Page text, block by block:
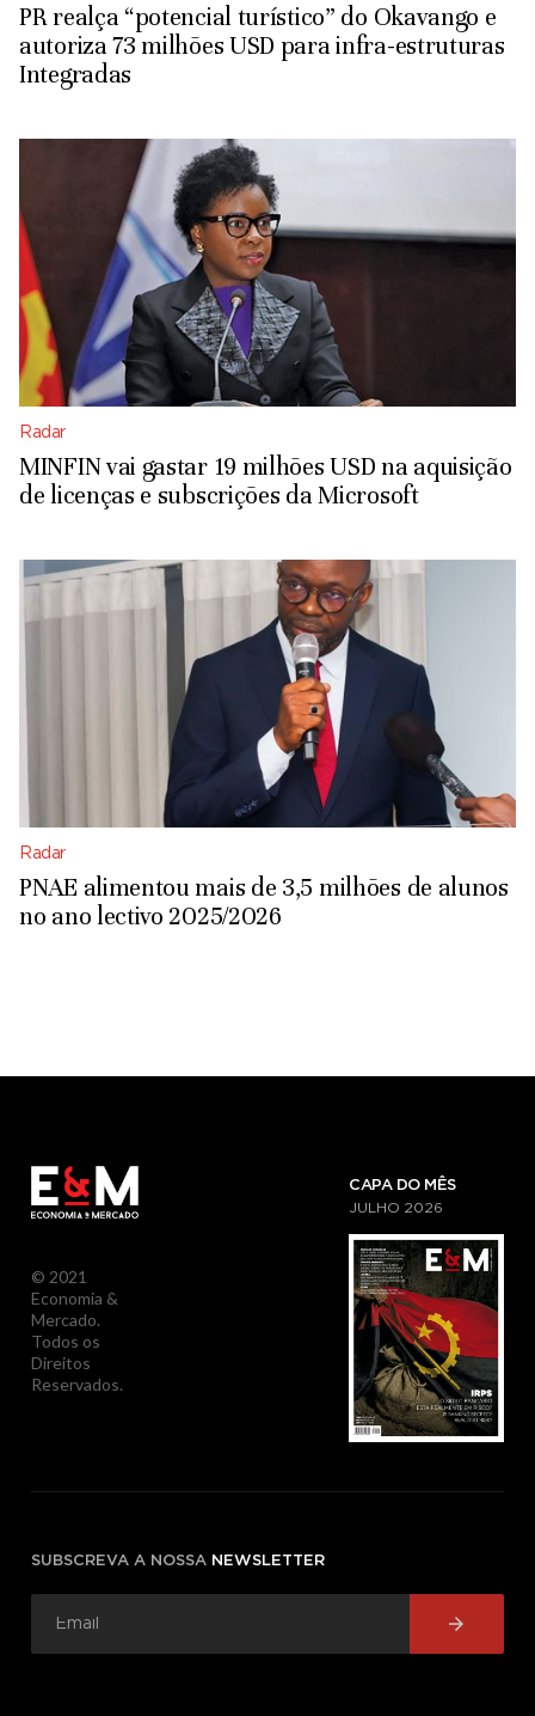
PR realça “potencial turístico” do Okavango e
autoriza 73 milhões USD para infra-estruturas
Integradas
Radar
MINFIN vai gastar 19 milhões USD na aquisição
de licenças e subscrições da Microsoft
Radar
PNAE alimentou mais de 3,5 milhões de alunos
no ano lectivo 2025/2026
© 2021
Economia &
Mercado.
Todos os
Direitos
Reservados.
CAPA DO MÊS
JULHO 2026
SUBSCREVA A NOSSA NEWSLETTER